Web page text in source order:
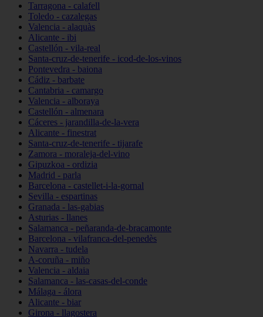
Tarragona - calafell
Toledo - cazalegas
Valencia - alaquàs
Alicante - ibi
Castellón - vila-real
Santa-cruz-de-tenerife - icod-de-los-vinos
Pontevedra - baiona
Cádiz - barbate
Cantabria - camargo
Valencia - alboraya
Castellón - almenara
Cáceres - jarandilla-de-la-vera
Alicante - finestrat
Santa-cruz-de-tenerife - tijarafe
Zamora - moraleja-del-vino
Gipuzkoa - ordizia
Madrid - parla
Barcelona - castellet-i-la-gornal
Sevilla - espartinas
Granada - las-gabias
Asturias - llanes
Salamanca - peñaranda-de-bracamonte
Barcelona - vilafranca-del-penedès
Navarra - tudela
A-coruña - miño
Valencia - aldaia
Salamanca - las-casas-del-conde
Málaga - álora
Alicante - biar
Girona - llagostera